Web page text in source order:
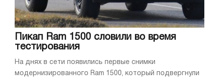
Пикап Ram 1500 словили во время
тестирования
На днях в сети появились первые снимки
модернизированного Ram 1500, который подвергнули